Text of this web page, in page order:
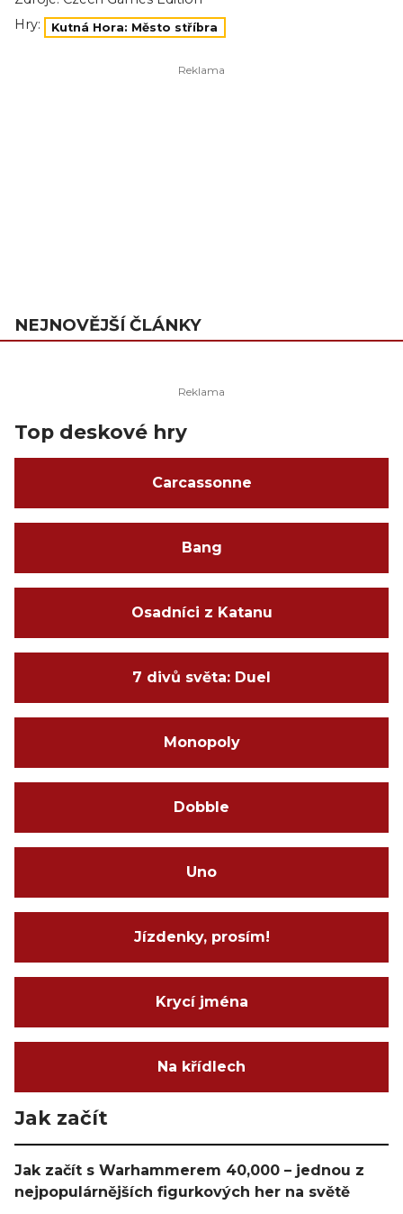
Hry:
Kutná Hora: Město stříbra
NEJNOVĚJŠÍ ČLÁNKY
Top deskové hry
Carcassonne
Bang
Osadníci z Katanu
7 divů světa: Duel
Monopoly
Dobble
Uno
Jízdenky, prosím!
Krycí jména
Na křídlech
Jak začít
Jak začít s Warhammerem 40,000 – jednou z
nejpopulárnějších figurkových her na světě